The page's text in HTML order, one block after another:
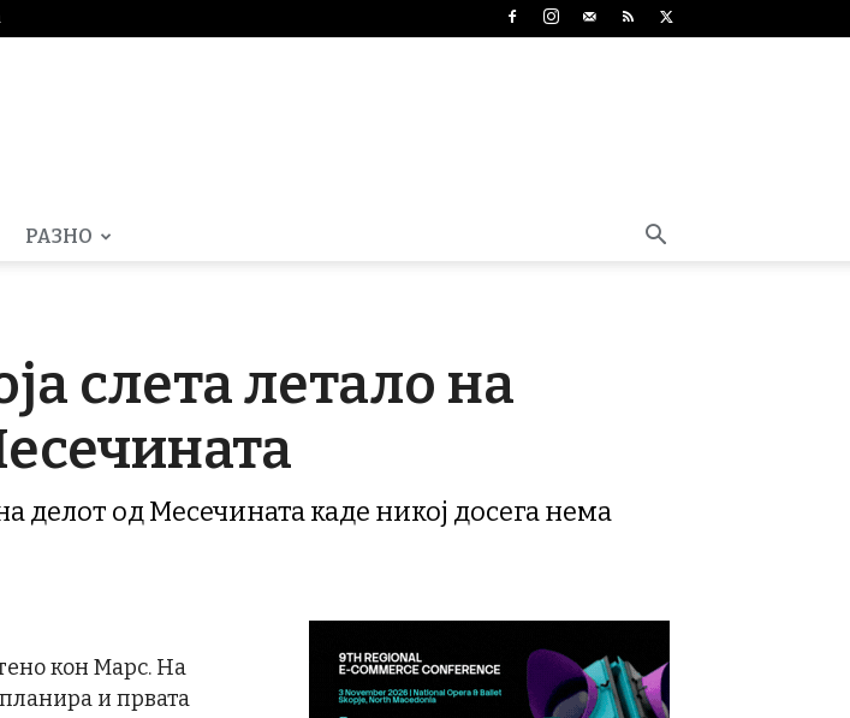
РАЗНО
слета летало на
делот од Месечината каде никој досега нема
кон Марс. На
и првата